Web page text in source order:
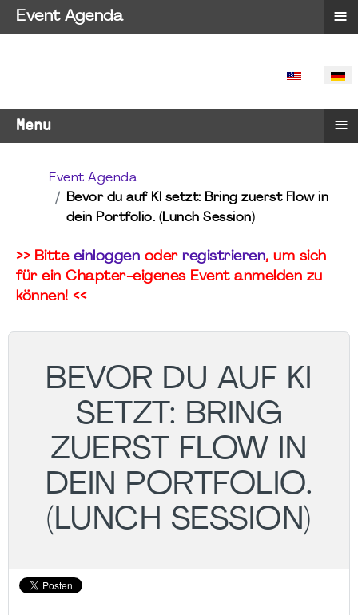
SPRACHE
Menu ≡
Event Agenda
Bevor du auf KI setzt: Bring zuerst Flow in
dein Portfolio. (Lunch Session)
>> Bitte einloggen oder registrieren, um sich
für ein Chapter-eigenes Event anmelden zu
können! <<
BEVOR DU AUF KI
SETZT: BRING
ZUERST FLOW IN
DEIN PORTFOLIO.
(LUNCH SESSION)
Event Agenda ≡